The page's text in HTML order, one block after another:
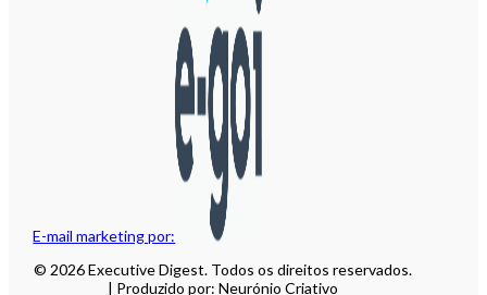
E-mail marketing por:
© 2026 Executive Digest. Todos os direitos reservados.
| Produzido por: Neurónio Criativo